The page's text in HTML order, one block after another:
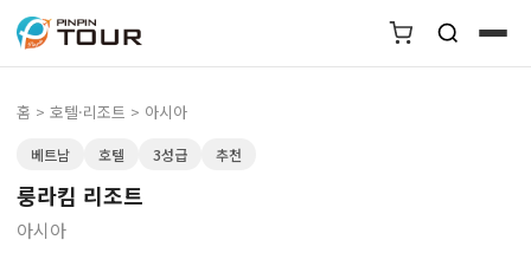
홈 > 호텔·리조트 > 아시아
베트남 호텔 3성급 추천
룽라킴 리조트
아시아